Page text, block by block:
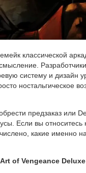
классической
систему и дизайн
ностальгическое
предзаказ или
Если вы
какие именно
of Vengeance